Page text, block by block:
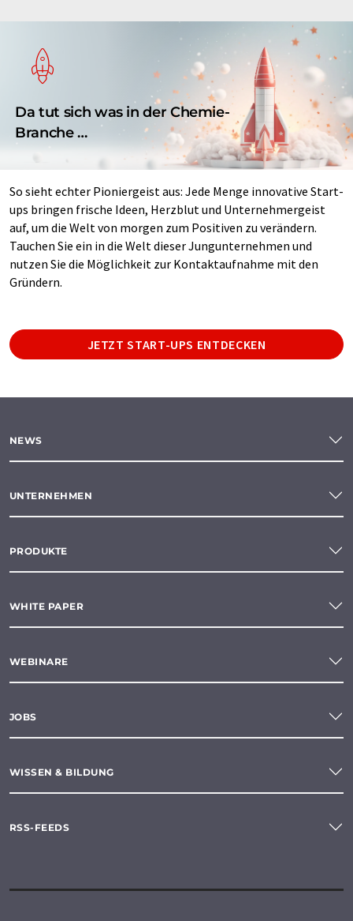
Da tut sich was in der Chemie-
Branche …
So sieht echter Pioniergeist aus: Jede Menge innovative Start-
ups bringen frische Ideen, Herzblut und Unternehmergeist
auf, um die Welt von morgen zum Positiven zu verändern.
Tauchen Sie ein in die Welt dieser Jungunternehmen und
nutzen Sie die Möglichkeit zur Kontaktaufnahme mit den
Gründern.
JETZT START-UPS ENTDECKEN
NEWS
UNTERNEHMEN
PRODUKTE
WHITE PAPER
WEBINARE
JOBS
WISSEN & BILDUNG
RSS-FEEDS